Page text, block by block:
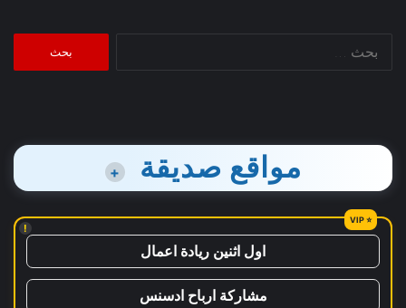
البحث
مواقع صديقة +
!
اول اثنين ريادة اعمال
مشاركة ارباح ادسنس